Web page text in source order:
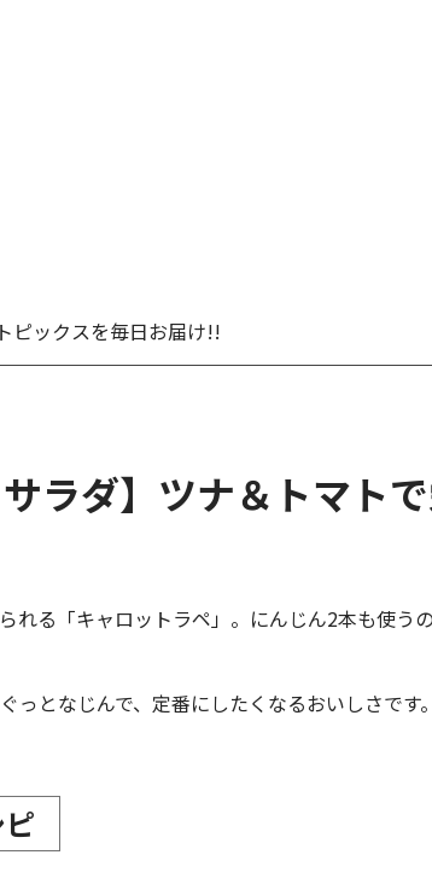
ピックスを毎日お届け!!
ラダ】ツナ＆トマト
る「キャロットラペ」。にんじん2本も使う
となじんで、定番にしたくなるおいしさです。